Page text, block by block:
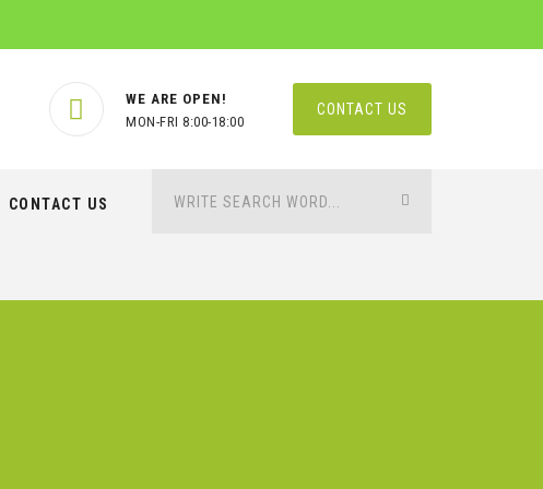
WE ARE OPEN!
MON-FRI 8:00-18:00
CONTACT US
CONTACT US